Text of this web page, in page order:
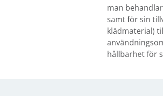
man
samt för sin
klädmaterial)
hållbarhet för